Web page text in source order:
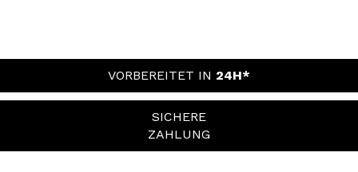
VORBEREITET IN 24H*
SICHERE
ZAHLUNG